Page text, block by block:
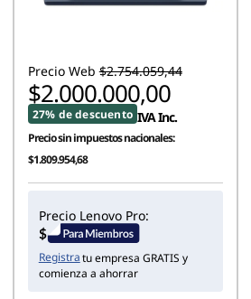
Precio Web $2.754.059,44
$2.000.000,00
27% de descuento IVA Inc.
Precio sin impuestos nacionales:
$1.809.954,68
Precio Lenovo Pro:
Registratu empresa GRATIS y
comienza a ahorrar